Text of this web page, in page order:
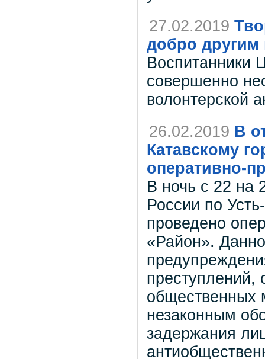
27.02.2019
добро другим
Воспитанники
совершенно
волонтерской
26.02.2019 В
Катавскому
оперативно-
В ночь с 22 на
России по
проведено
«Район».
общественных
незаконным
задержания